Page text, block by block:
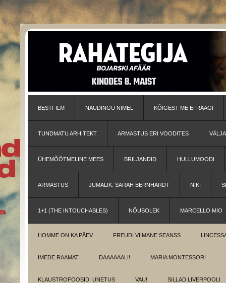
BESTFILM NAUDINGU NIMEL KÕIGEST ME EI RÄÄGI
TUNDMATU ARHITEKT ARMASTUS ERI VOODITES
ÜHEMÕÕTMELINE MEES BRILJANDID HULLUMOODI
ARMASTUS JUMALIK. SARAH BERNHARDT NIKI
1+1 (THE INTOUCHABLES) NÕUSOLEK MARCELLO MIO
HOMME ON KA PÄEV FREUDI VIIMANE SEANSS
IMEDE RAAMAT DAAAAAALI! MARIA MONTESSORI
KLAUSTROFOOBID: UNETUS VAU! SILLAD LIVERPOOLI